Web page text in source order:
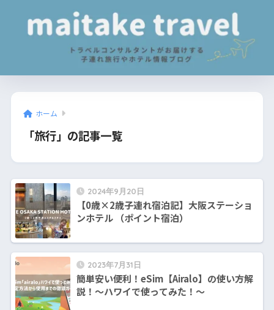
ホーム
「旅行」の記事一覧
2024年9月20日
【0歳×2歳子連れ宿泊記】大阪ステーショ
ンホテル （ポイント宿泊）
2023年7月31日
簡単安い便利！eSim【Airalo】の使い方解
説！〜ハワイで使ってみた！〜